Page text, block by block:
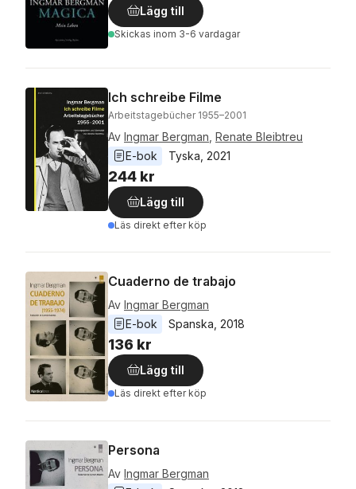
Lägg till
Skickas inom 3-6 vardagar
Ich schreibe Filme
Arbeitstagebücher 1955–2001
Av Ingmar Bergman Renate Bleibtreu
E-bok
Tyska 2021
244 kr
Lägg till
Läs direkt efter köp
Cuaderno de trabajo
Av Ingmar Bergman
E-bok
Spanska 2018
136 kr
Lägg till
Läs direkt efter köp
Persona
Av Ingmar Bergman